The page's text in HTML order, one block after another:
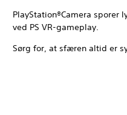
PlayStation®Camera
ved PS VR-gameplay.
Sørg for, at sfæren altid er